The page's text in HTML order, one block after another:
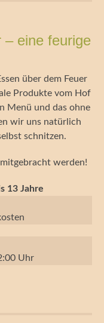
– eine feurige
über dem Feuer
Produkte vom Hof
Menü und das ohne
wir uns natürlich
schnitzen.
werden!
13 Jahre
Uhr